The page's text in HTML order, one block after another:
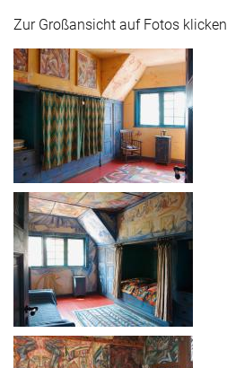
Zur Großansicht auf Fotos klicken